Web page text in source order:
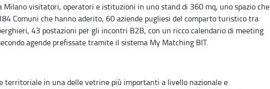
Milano visitatori, operatori e istituzioni in uno stand di 360 mq, uno spazio che
Comuni che hanno aderito, 60 aziende pugliesi del comparto turistico tra
43 postazioni per gli incontri B2B, con un ricco calendario di meeting
agende prefissate tramite il sistema My Matching BIT.
territoriale in una delle vetrine più importanti a livello nazionale e